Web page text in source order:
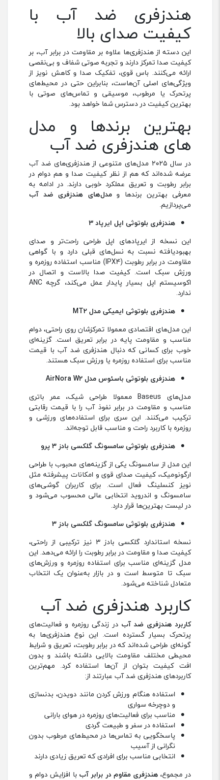
هندزفری ضد آب با
کیفیت صدای بالا
این دسته از هندزفری‌ها علاوه بر مقاومت در برابر آب، بر
کیفیت صدا تمرکز دارند و تجربه صوتی شفاف و بی‌نقصی
ارائه می‌کنند. باس قوی، تفکیک صدا و کاهش نویز از
ویژگی‌های اصلی آن‌هاست، بنابراین حتی در محیط‌های
پرتحرک یا مرطوب، موسیقی و تماس‌های صوتی با
بهترین کیفیت در دسترس شما خواهد بود.
بهترین برندها و مدل‌
های هندزفری ضد آب
در سال ۲۰۲۵ مدل‌های متنوعی از هندزفری‌های ضد آب
عرضه شده‌اند که هم از نظر کیفیت صدا و هم دوام در
برابر رطوبت و تعریق عملکرد خوبی دارند. در ادامه به
معرفی بهترین برندها ومدل‌های هندزفری ضد آب
می‌پردازیم.
هندزفری بلوتوثی اپل ایرپاد 3
این نسخه از ایرپادهای اپل طراحی راحت‌تر و صدای
بهبودیافته نسبت به نسل‌های قبلی دارد و با گواهی
مقاومت در برابر رطوبت (IPX4) مناسب استفاده روزمره و
ورزش سبک است. کیفیت صدا بالاست و اتصال در
اکوسیستم اپل بسیار پایدار عمل می‌کند، گرچه ANC
ندارد.
هندزفری بلوتوثی ایمیکی مدل MT2
این مدل‌های اقتصادی معمولا تمرکزشان روی راحتی، دوام
مناسب و مقاومت پایه در برابر تعریق است. گزینه‌ای
خوب برای کسانی که دنبال هندزفری ضد آب با قیمت
مناسب برای استفاده روزمره یا ورزش سبک هستند.
هندزفری بلوتوثی باسئوس مدل AirNora W2
مدل‌های Baseus معمولا طراحی شیک، عمر باتری
مناسب و مقاومت در برابر نفوذ آب را با قیمت رقابتی
ترکیب می‌کنند. این سری برای استفاده‌های ورزشی و
روزمره با کاربرد راحت و مناسب قابل توجه‌اند.
هندزفری بلوتوثی سامسونگ گلکسی بادز 3 پرو
این مدل از سامسونگ یکی از گزینه‌های محبوب با طراحی
ارگونومیک، کیفیت صدای قوی و امکانات پیشرفته مثل
نویز کنسلینگ فعال است. برای کاربران گوشی‌های
سامسونگ و اندروید انتخابی عالی محسوب می‌شود و
در لیست بهترین‌ها قرار دارد.
هندزفری بلوتوثی سامسونگ گلکسی بادز 3
نسخه استاندارد گلکسی بادز 3 نیز ترکیبی از راحتی،
کیفیت صدا و مقاومت در برابر رطوبت را ارائه می‌دهد. این
مدل گزینه‌ای مناسب برای استفاده روزمره و ورزش‌های
سبک تا متوسط است و در بازار به‌عنوان یک انتخاب
متعادل شناخته می‌شود.
کاربرد هندزفری ضد آب
کاربرد هندزفری ضد آبدر زندگی روزمره و فعالیت‌های
پرتحرک بسیار گسترده است. این نوع هندزفری‌ها به
گونه‌ای طراحی شده‌اند که در برابر رطوبت، تعریق و شرایط
محیطی مختلف مقاومت بالایی داشته باشند و بدون
افت کیفیت بتوان از آن‌ها استفاده کرد. مهم‌ترین
کاربردهای هندزفری ضد آب عبارتند از:
استفاده هنگام ورزش‌ کردن مانند دویدن، بدنسازی
و دوچرخه ‌سواری
مناسب برای فعالیت‌های روزمره در هوای بارانی
استفاده در سفر و طبیعت گردی
پاسخگویی به تماس‌ها در محیط‌های مرطوب بدون
نگرانی از آسیب
انتخابی مناسب برای افرادی که تعریق زیادی دارند
در مجموع،هندزفری مقاوم در برابر آب با افزایش دوام و